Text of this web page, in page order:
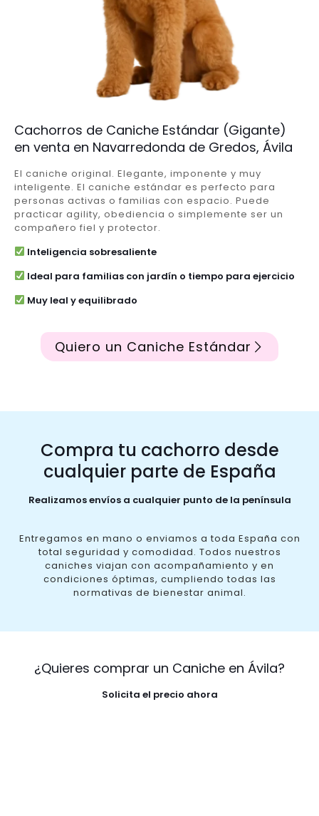
Cachorros de Caniche Estándar (Gigante)
en venta en Navarredonda de Gredos, Ávila
El caniche original. Elegante, imponente y muy
inteligente. El caniche estándar es perfecto para
personas activas o familias con espacio. Puede
practicar agility, obediencia o simplemente ser un
compañero fiel y protector.
Inteligencia sobresaliente
Ideal para familias con jardín o tiempo para ejercicio
Muy leal y equilibrado
Quiero un Caniche Estándar
Compra tu cachorro desde
cualquier parte de España
Realizamos envíos a cualquier punto de la península
Entregamos en mano o enviamos a toda España con
total seguridad y comodidad. Todos nuestros
caniches viajan con acompañamiento y en
condiciones óptimas, cumpliendo todas las
normativas de bienestar animal.
¿Quieres comprar un Caniche en Ávila?
Solicita el precio ahora